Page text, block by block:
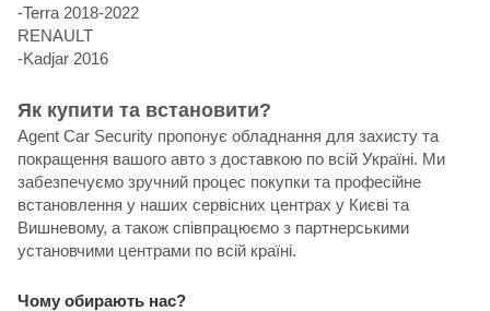
-Terra 2018-2022
RENAULT
-Kadjar 2016
Як купити та встановити?
Agent Car Security пропонує обладнання для захисту та
покращення вашого авто з доставкою по всій Україні. Ми
забезпечуємо зручний процес покупки та професійне
встановлення у наших сервісних центрах у Києві та
Вишневому, а також співпрацюємо з партнерськими
установчими центрами по всій країні.
Чому обирають нас?